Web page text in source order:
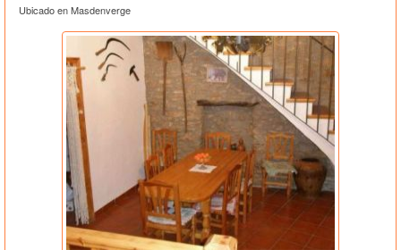
Ubicado en Masdenverge